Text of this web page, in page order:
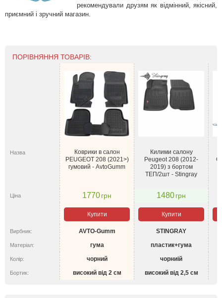
рекомендували друзям як відмінний, якісний,
приємний і зручний магазин.
ПОРІВНЯННЯ ТОВАРІВ:
Назва
Коврики в салон
PEUGEOT 208 (2021>)
гумовий - AvtoGumm
Килими салону
Peugeot 208 (2012-
2019) з бортом
ТЕП/2шт - Stingray
Ціна 1770грн 1480грн
Купити Купити
Вирбник: AVTO-Gumm STINGRAY
Матеріал: гума пластик+гума
Колір: чорний чорниій
Бортик: високий від 2 см високий від 2,5 см